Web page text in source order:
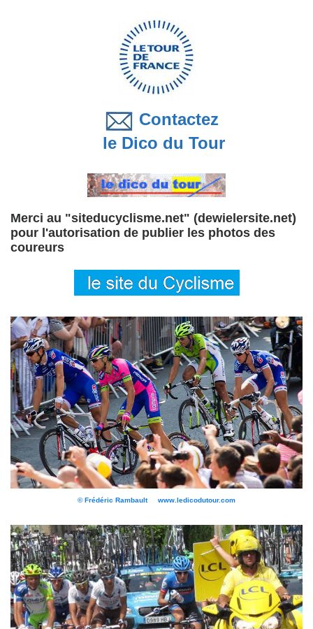
Contactez
le Dico du Tour
Merci au "siteducyclisme.net" (dewielersite.net)
pour l'autorisation de publier les photos des
coureurs
© Frédéric Rambault www.ledicodutour.com